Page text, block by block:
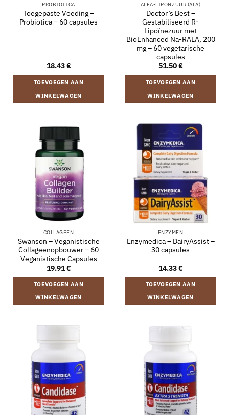
PROBIOTICA
Toegepaste Voeding –
Probiotica – 60 capsules
18.43€
TOEVOEGEN AAN
WINKELWAGEN
ALFA-LIPONZUUR (ALA)
Doctor’s Best –
Gestabiliseerd R-
Lipoïnezuur met
BioEnhanced Na-RALA, 200
mg – 60 vegetarische
capsules
51.50€
TOEVOEGEN AAN
WINKELWAGEN
COLLAGEEN
Swanson – Veganistische
Collageenopbouwer – 60
Veganistische Capsules
19.91€
TOEVOEGEN AAN
WINKELWAGEN
ENZYMEN
Enzymedica – DairyAssist –
30 capsules
14.33€
TOEVOEGEN AAN
WINKELWAGEN